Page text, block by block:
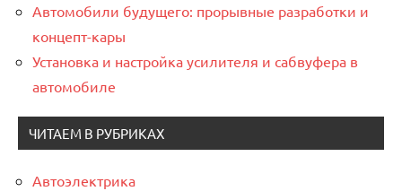
Автомобили будущего: прорывные разработки и
концепт-кары
Установка и настройка усилителя и сабвуфера в
автомобиле
ЧИТАЕМ В РУБРИКАХ
Автоэлектрика